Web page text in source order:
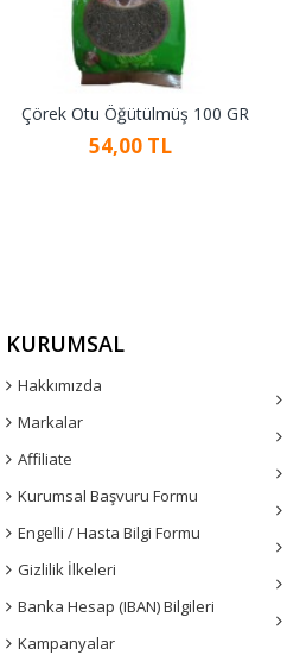
Çörek Otu Öğütülmüş 100 GR
54,00 TL
KURUMSAL
Hakkımızda
Markalar
Affiliate
Kurumsal Başvuru Formu
Engelli / Hasta Bilgi Formu
Gizlilik İlkeleri
Banka Hesap (IBAN) Bilgileri
Kampanyalar